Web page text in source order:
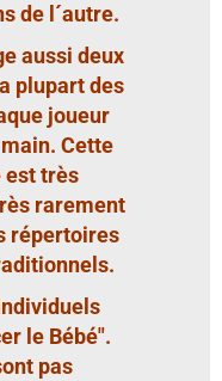
de l´autre.
aussi deux
plupart des
joueur
Cette
très
rarement
répertoires
le Bébé".
pas